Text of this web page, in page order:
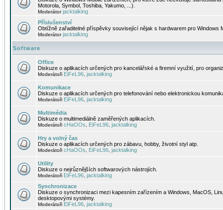
Motorola, Symbol, Toshiba, Yakumo, ...).
Moderátorjacktalking
Příslušenství
Obtížně zařaditelné příspěvky související nějak s hardwarem pro Windows
Moderátorjacktalking
Software
Office
Diskuze o aplikacích určených pro kancelářské a firemní využití, pro
Moderátoři EiFeL96 jacktalking
Komunikace
Diskuze o aplikacích určených pro telefonování nebo elektronickou
Moderátoři EiFeL96 jacktalking
Multimédia
Diskuze o multimediálně zaměřených aplikacích.
Moderátoři cHaOOs EiFeL96 jacktalking
Hry a volný čas
Diskuze o aplikacích určených pro zábavu, hobby, životní styl atp.
Moderátoři cHaOOs EiFeL96 jacktalking
Utility
Diskuze o nejrůznějších softwarových nástrojích.
Moderátoři EiFeL96 jacktalking
Synchronizace
Diskuze o synchronizaci mezi kapesním zařízením a Windows, MacOS,
desktopovými systémy.
Moderátoři EiFeL96 jacktalking